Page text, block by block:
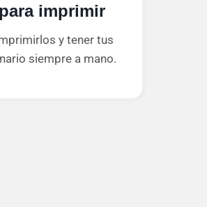
imprimir
y tener tus
siempre a mano.